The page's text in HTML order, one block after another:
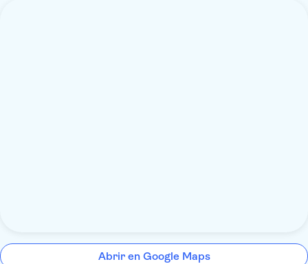
Abrir en Google Maps